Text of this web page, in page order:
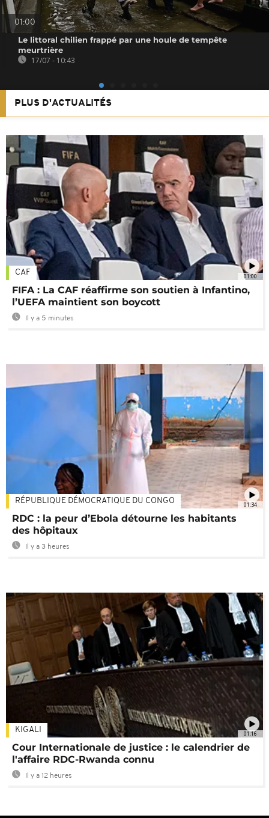
01:00
Le littoral chilien frappé par une houle de tempête
meurtrière
17/07 - 10:43
PLUS D'ACTUALITÉS
01:00
CAF
FIFA : La CAF réaffirme son soutien à Infantino,
l’UEFA maintient son boycott
Il y a 5 minutes
01:34
RÉPUBLIQUE DÉMOCRATIQUE DU CONGO
RDC : la peur d’Ebola détourne les habitants
des hôpitaux
Il y a 3 heures
01:16
KIGALI
Cour Internationale de justice : le calendrier de
l'affaire RDC-Rwanda connu
Il y a 12 heures